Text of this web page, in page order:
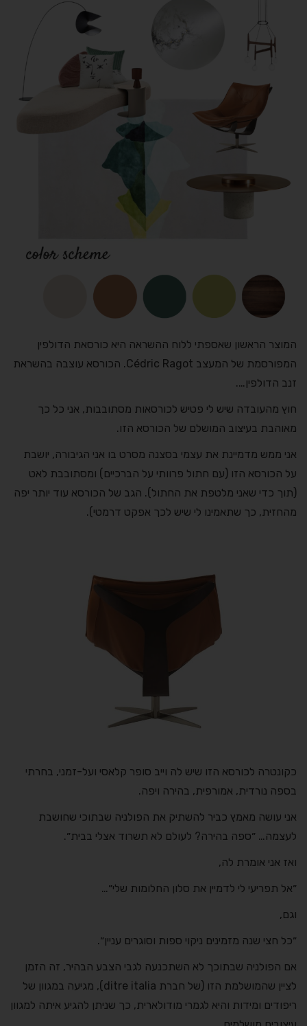
המוצר הראשון שאספתי ללוח ההשראה היא כורסאת הדולפין
המפורסמת של המעצב Cédric Ragot. הכורסא עוצבה בהשראת
זנב הדולפין….
חוץ מהעובדה שיש לי פטיש לכורסאות מסתובבות, אני כל כך
מאוהבת בעיצוב המושלם של הכורסא הזו.
אני ממש מדמיינת את עצמי בסצנה מסרט בו אני הגיבורה, יושבת
על הכורסא הזו (עם חתול פרוותי על הברכיים) ומסתובבת לאט
(תוך כדי שאני מלטפת את החתול). הגב של הכורסא עוד יותר יפה
מהחזית, כך שתאמינו לי שיש לכך אפקט דרמטי).
כקונטרה לכורסא הזו שיש לה וייב סופר קלאסי ועל-זמני, בחרתי
בספה נורדית, אמורפית, בהירה ויפה.
אני עושה מאמץ כביר להשתיק את הפולניה שבתוכי שחושבת
לעצמה… ״ספה בהירה? לעולם לא תשרוד אצלי בבית״.
ואז אני אומרת לה,
״אל תפריעי לי לדמיין את סלון החלומות שלי״…
וגם,
״כל חצי שנה מזמינים ניקוי ספות וסוגרים עניין״.
אם הפולניה שבתוכך לא השתכנעה לגבי הצבע הבהיר, זה הזמן
לציין שהמושלמת הזו (של חברת ditre italia), מגיעה במגוון של
ריפודים ומידות והיא לגמרי מודולארית, כך שניתן להגיע איתה למגוון